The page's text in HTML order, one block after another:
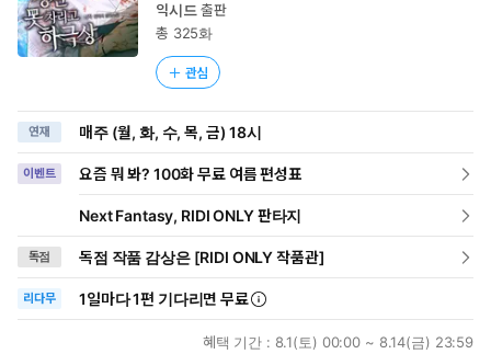
익시드 출판
총 325화
관심
연재 매주 (월, 화, 수, 목, 금) 18시
이벤트 요즘 뭐 봐? 100화 무료 여름 편성표
Next Fantasy, RIDI ONLY 판타지
독점 독점 작품 감상은 [RIDI ONLY 작품관]
리다무 1일마다1편 기다리면 무료
혜택 기간 : 8.1(토) 00:00 ~ 8.14(금) 23:59